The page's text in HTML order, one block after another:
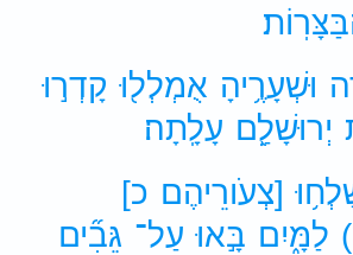
וּשְׁעָרֶ֥יהָ אֻמְלְל֖וּ קָדְר֣וּ
יְרוּשָׁלִַ֖ם עָלָֽתָה׃
[צְעֹורֵיהֶם כ]
לַמָּ֑יִם בָּ֣אוּ עַל־ גֵּבִ֞ים